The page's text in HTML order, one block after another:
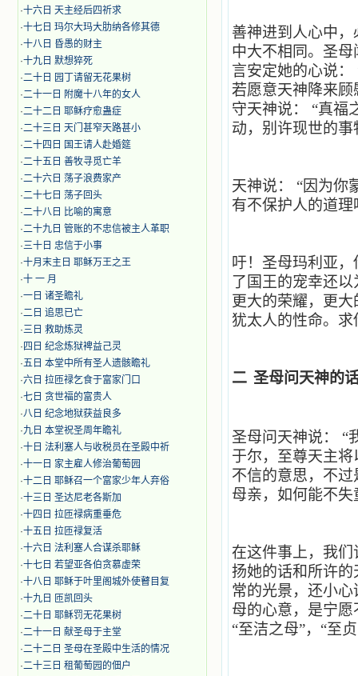
·十六日 天主经后四祈求
·十七日 玛尔大玛大肋纳各修其德
·十八日 昏愚的财主
·十九日 默想猝死
·二十日 园丁请留无花果树
·二十一日 附魔十八年的女人
·二十二日 耶稣疗愈蛊症
·二十三日 天门甚窄天路甚小
·二十四日 国王请人赴婚筵
·二十五日 善牧寻觅亡羊
·二十六日 荡子浪费家产
·二十七日 荡子回头
·二十八日 比喻的寓意
·二十九日 管账的不忠信被主人革职
·三十日 忠信于小事
·十月末主日 耶稣万王之王
·十 一 月
·一日 诸圣瞻礼
·二日 追思已亡
·三日 救助炼灵
· 四日 纪念炼狱裨益己灵
·五日 本堂中所有圣人遗骸瞻礼
·六日 拉匝禄乞食于富家门口
·七日 贪世福的富贵人
·八日 纪念地狱获益良多
·九日 本堂祝圣周年瞻礼
·十日 法利塞人与收税员在圣殿中祈
·十一日 家主雇人修治葡萄园
·十二日 耶稣召一个富家少年人弃俗
·十三日 圣达尼老各斯加
·十四日 拉匝禄病重垂危
·十五日 拉匝禄复活
·十六日 法利塞人合谋杀耶稣
·十七日 若望亚各伯贪慕虚荣
·十八日 耶稣于叶里阁城外使瞽目复
·十九日 匝凯回头
·二十日 耶稣罚无花果树
·二十一日 献圣母于主堂
·二十二日 圣母在圣殿中生活的情况
·二十三日 租葡萄园的佃户
善神进到人心中
中大不相同。圣
言安定她的心说：
若愿意天神降来
守天神说：
“真福
动，别许现世的
天神说：
“因为你
有不保护人的道
吁！圣母玛利亚
了国王的宠幸还
更大的荣耀，更
犹太人的性命。
二 圣母问天神的
圣母问天神说：
“
于尔，至尊天主将
不信的意思，不
母亲，如何能不失
在这件事上，我
扬她的话和所许
常的光景，还小
母的心意，是宁
“至洁之母”，“至